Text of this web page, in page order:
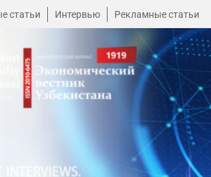
статьи Интервью Рекламные статьи